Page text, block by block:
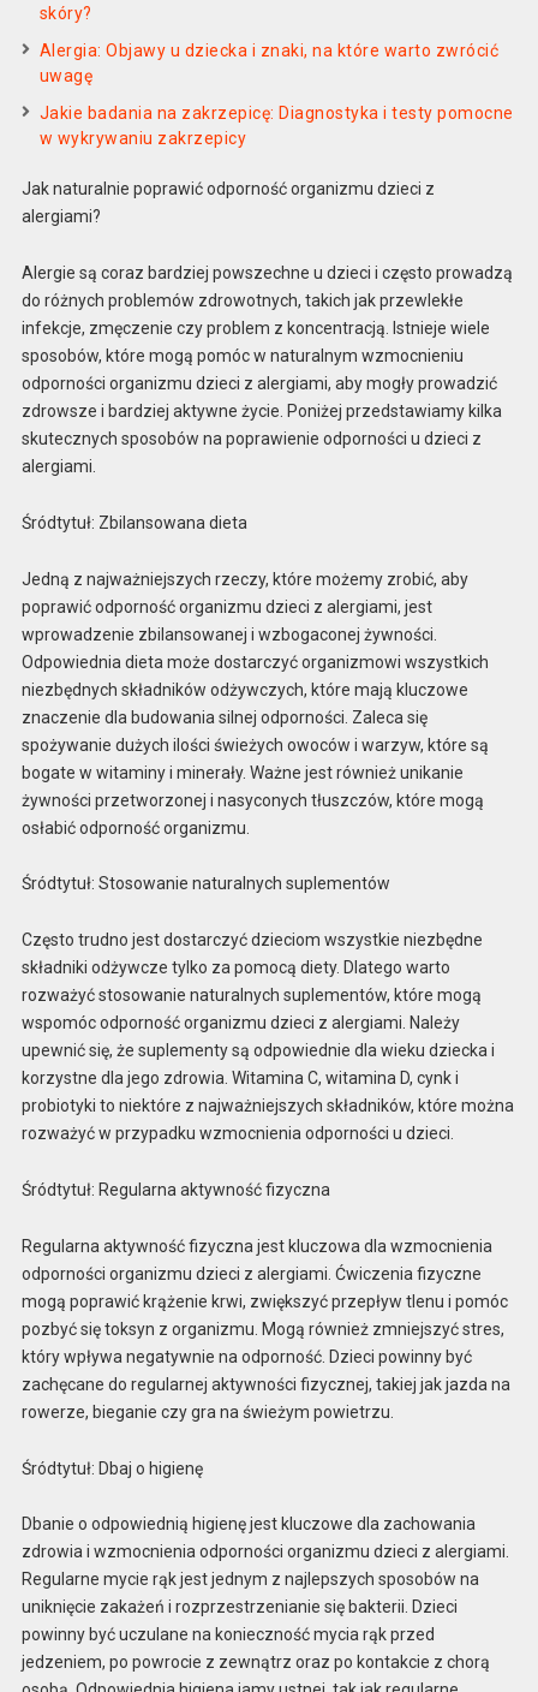
skóry?
Alergia: Objawy u dziecka i znaki, na które warto zwrócić
uwagę
Jakie badania na zakrzepicę: Diagnostyka i testy pomocne
w wykrywaniu zakrzepicy
Jak naturalnie poprawić odporność organizmu dzieci z
alergiami?
Alergie są coraz bardziej powszechne u dzieci i często prowadzą
do różnych problemów zdrowotnych, takich jak przewlekłe
infekcje, zmęczenie czy problem z koncentracją. Istnieje wiele
sposobów, które mogą pomóc w naturalnym wzmocnieniu
odporności organizmu dzieci z alergiami, aby mogły prowadzić
zdrowsze i bardziej aktywne życie. Poniżej przedstawiamy kilka
skutecznych sposobów na poprawienie odporności u dzieci z
alergiami.
Śródtytuł: Zbilansowana dieta
Jedną z najważniejszych rzeczy, które możemy zrobić, aby
poprawić odporność organizmu dzieci z alergiami, jest
wprowadzenie zbilansowanej i wzbogaconej żywności.
Odpowiednia dieta może dostarczyć organizmowi wszystkich
niezbędnych składników odżywczych, które mają kluczowe
znaczenie dla budowania silnej odporności. Zaleca się
spożywanie dużych ilości świeżych owoców i warzyw, które są
bogate w witaminy i minerały. Ważne jest również unikanie
żywności przetworzonej i nasyconych tłuszczów, które mogą
osłabić odporność organizmu.
Śródtytuł: Stosowanie naturalnych suplementów
Często trudno jest dostarczyć dzieciom wszystkie niezbędne
składniki odżywcze tylko za pomocą diety. Dlatego warto
rozważyć stosowanie naturalnych suplementów, które mogą
wspomóc odporność organizmu dzieci z alergiami. Należy
upewnić się, że suplementy są odpowiednie dla wieku dziecka i
korzystne dla jego zdrowia. Witamina C, witamina D, cynk i
probiotyki to niektóre z najważniejszych składników, które można
rozważyć w przypadku wzmocnienia odporności u dzieci.
Śródtytuł: Regularna aktywność fizyczna
Regularna aktywność fizyczna jest kluczowa dla wzmocnienia
odporności organizmu dzieci z alergiami. Ćwiczenia fizyczne
mogą poprawić krążenie krwi, zwiększyć przepływ tlenu i pomóc
pozbyć się toksyn z organizmu. Mogą również zmniejszyć stres,
który wpływa negatywnie na odporność. Dzieci powinny być
zachęcane do regularnej aktywności fizycznej, takiej jak jazda na
rowerze, bieganie czy gra na świeżym powietrzu.
Śródtytuł: Dbaj o higienę
Dbanie o odpowiednią higienę jest kluczowe dla zachowania
zdrowia i wzmocnienia odporności organizmu dzieci z alergiami.
Regularne mycie rąk jest jednym z najlepszych sposobów na
uniknięcie zakażeń i rozprzestrzenianie się bakterii. Dzieci
powinny być uczulane na konieczność mycia rąk przed
jedzeniem, po powrocie z zewnątrz oraz po kontakcie z chorą